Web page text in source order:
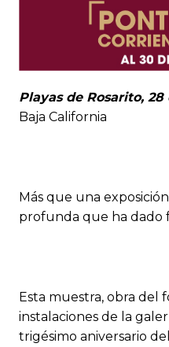
Playas de Rosarito,
Baja California
Más que una
profunda que ha dado
Esta muestra, obra del
instalaciones de la
trigésimo aniversario